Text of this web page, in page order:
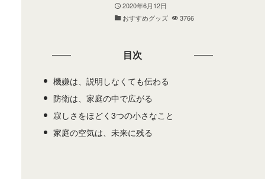
2020年6月12日
おすすめグッズ
3766
目次
機嫌は、説明しなくても伝わる
防衛は、家庭の中で広がる
寂しさをほどく3つの小さなこと
家庭の空気は、未来に残る